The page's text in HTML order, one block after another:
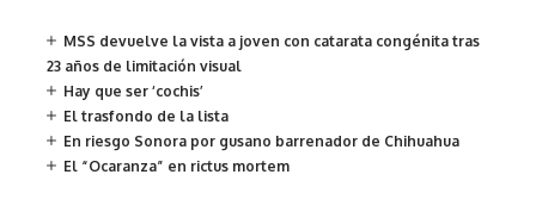
MSS devuelve la vista a joven con catarata congénita tras
23 años de limitación visual
Hay que ser ‘cochis’
El trasfondo de la lista
En riesgo Sonora por gusano barrenador de Chihuahua
El “Ocaranza” en rictus mortem